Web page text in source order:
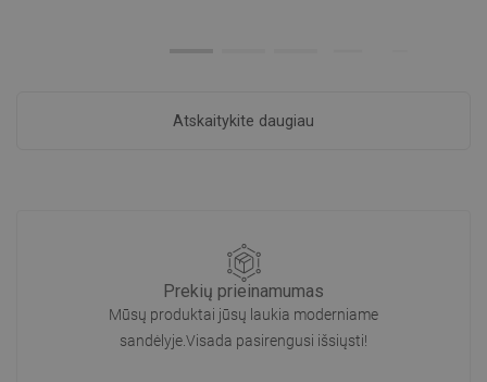
Atskaitykite daugiau
Prekių prieinamumas
Mūsų produktai jūsų laukia moderniame
sandėlyje.Visada pasirengusi išsiųsti!